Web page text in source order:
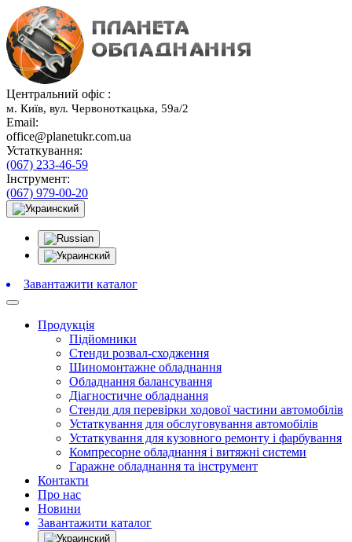
Центральний офіс :
м. Київ, вул. Червоноткацька, 59а/2
Email:
office@planetukr.com.ua
Устаткування:
(067) 233-46-59
Інструмент:
(067) 979-00-20
Завантажити каталог
Продукція
Підйомники
Стенди розвал-сходження
Шиномонтажне обладнання
Обладнання балансування
Діагностичне обладнання
Стенди для перевірки ходової частини автомобілів
Устаткування для обслуговування автомобілів
Устаткування для кузовного ремонту і фарбування
Компресорне обладнання і витяжні системи
Гаражне обладнання та інструмент
Контакти
Про нас
Новини
Завантажити каталог